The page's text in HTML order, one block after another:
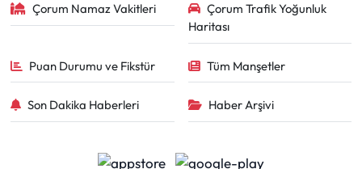
Çorum Namaz Vakitleri
Çorum Trafik Yoğunluk
Haritası
Puan Durumu ve Fikstür Tüm Manşetler
Son Dakika Haberleri Haber Arşivi